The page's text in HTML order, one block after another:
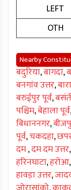
LEFT
OTH
Nearby
बदुरिया,बागदा,
बनगांव उत्तर,
बरुईपुर पूर्व,
पश्चिम,बेहाला पूर्व
बिधाननगर,
पूर्व,चकदहा,
दम,दम दम उत्तर,
हरिनघाटा,हरोआ,
हावड़ा उत्तर,